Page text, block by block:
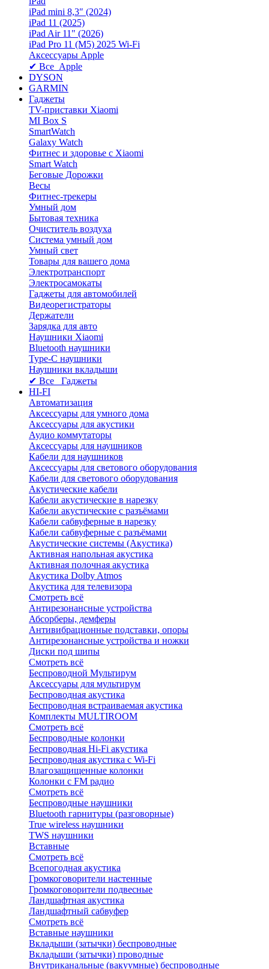
iPad mini 8,3″ (2024)
iPad 11 (2025)
iPad Air 11" (2026)
iPad Pro 11 (M5) 2025 Wi-Fi
Аксессуары Apple
✔ Все Apple
DYSON
GARMIN
Гаджеты
TV-приставки Xiaomi
MI Box S
SmartWatch
Galaxy Watch
Фитнес и здоровье с Xiaomi
Smart Watch
Беговые Дорожки
Весы
Фитнес-трекеры
Умный дом
Бытовая техника
Очиститель воздуха
Система умный дом
Умный свет
Товары для вашего дома
Электротранспорт
Электросамокаты
Гаджеты для автомобилей
Видеорегистраторы
Держатели
Зарядка для авто
Наушники Xiaomi
Bluetooth наушники
Type-C наушники
Наушники вкладыши
✔ Все Гаджеты
HI-FI
Автоматизация
Аксессуары для умного дома
Аксессуары для акустики
Аудио коммутаторы
Аксессуары для наушников
Кабели для наушников
Аксессуары для светового оборудования
Кабели для светового оборудования
Акустические кабели
Кабели акустические в нарезку
Кабели акустические с разъёмами
Кабели сабвуферные в нарезку
Кабели сабвуферные с разъёмами
Акустические системы (Акустика)
Активная напольная акустика
Активная полочная акустика
Акустика Dolby Atmos
Акустика для телевизора
Смотреть всё
Антирезонансные устройства
Абсорберы, демферы
Антивибрационные подставки, опоры
Антирезонансные устройства и ножки
Диски под шипы
Смотреть всё
Беспроводной Мультирум
Аксессуары для мультирум
Беспроводная акустика
Беспроводная встраиваемая акустика
Комплекты MULTIROOM
Смотреть всё
Беспроводные колонки
Беспроводная Hi-Fi акустика
Беспроводная акустика с Wi-Fi
Влагозащищенные колонки
Колонки с FM радио
Смотреть всё
Беспроводные наушники
Bluetоoth гарнитуры (разговорные)
True wireless наушники
TWS наушники
Вставные
Смотреть всё
Всепогодная акустика
Громкоговорители настенные
Громкоговорители подвесные
Ландшафтная акустика
Ландшафтный сабвуфер
Смотреть всё
Вставные наушники
Вкладыши (затычки) беспроводные
Вкладыши (затычки) проводные
Внутриканальные (вакуумные) беспроводные